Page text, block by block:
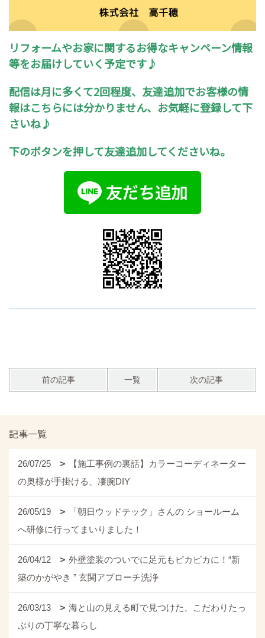
リフォームやお家に関するお得なキャンペーン情報
等をお届けしていく予定です♪
配信は月に多くて2回程度、友達追加でお客様の情
報はこちらには分かりません、お気軽に登録して下
さいね♪
下のボタンを押して友達追加してくださいね。
前の記事 一覧 次の記事
記事一覧
26/07/25
【施工事例の裏話】カラーコーディネーター
の奥様が手掛ける、凄腕DIY
26/05/19
「朝日ウッドテック」さんの ショールーム
へ研修に行ってまいりました！
26/04/12
外壁塗装のついでに足元もピカピカに！“新
築のかがやき ” 玄関アプローチ洗浄
26/03/13
海と山の見える町で見つけた、こだわりたっ
ぷりの丁寧な暮らし